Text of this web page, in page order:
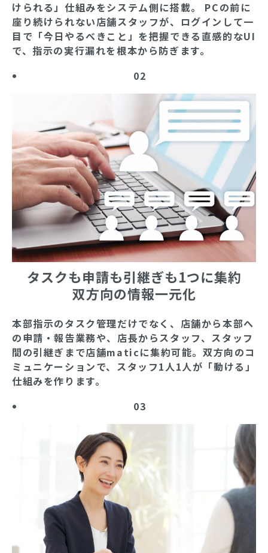
けられる」仕組みをシステム側に搭載。 PCの前に
座り続けられない店舗スタッフが、ログインして一
目で「今日やるべきこと」を把握できる直感的なUI
で、指示の実行漏れを根本から防ぎます。
02
タスクも申請も引継ぎも1つに集約
双方向の情報一元化
本部指示のタスク管理だけでなく、店舗から本部へ
の申請・報告業務や、店長からスタッフ、スタッフ
間の引継ぎまで店舗maticに集約可能。双方向のコ
ミュニケーションで、スタッフ1人1人が「動ける」
仕組みを作ります。
03